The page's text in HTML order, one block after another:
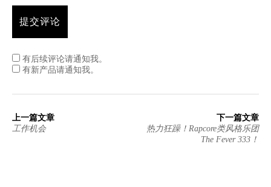
有后续评论请通知我。
有新产品请通知我。
上一篇文章
工作机会
下一篇文章
热力狂躁！Rapcore类风格乐团
The Fever 333！